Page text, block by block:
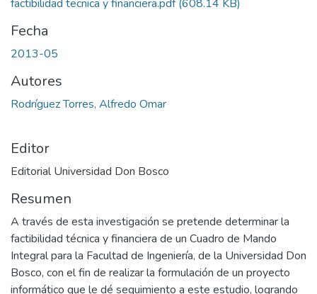
factibilidad tecnica y financiera.pdf(608.14 KB)
Fecha
2013-05
Autores
Rodríguez Torres, Alfredo Omar
Editor
Editorial Universidad Don Bosco
Resumen
A través de esta investigación se pretende determinar la
factibilidad técnica y financiera de un Cuadro de Mando
Integral para la Facultad de Ingeniería, de la Universidad Don
Bosco, con el fin de realizar la formulación de un proyecto
informático que le dé seguimiento a este estudio, logrando